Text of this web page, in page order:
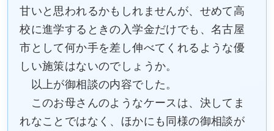
甘いと思われるかもしれませんが、せめて高
校に進学するときの入学金だけでも、名古屋
市として何か手を差し伸べてくれるような優
しい施策はないのでしょうか。
以上が御相談の内容でした。
このお母さんのようなケースは、決してま
れなことではなく、ほかにも同様の御相談が